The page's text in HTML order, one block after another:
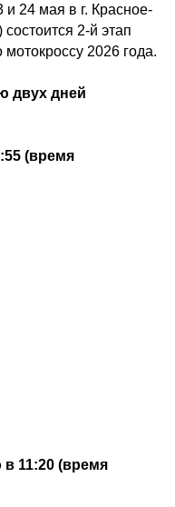
24 мая в г. Красное-
2-й этап
2026 года.
двух дней
(время
в 11:20 (время